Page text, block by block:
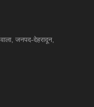
जनपद-देहरादून,